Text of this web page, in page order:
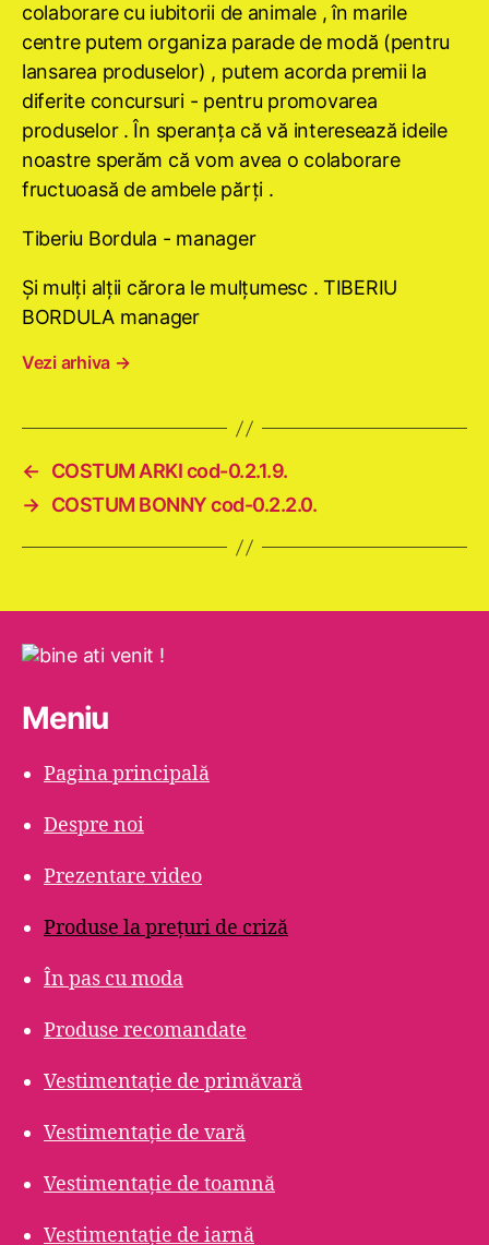
colaborare cu iubitorii de animale , în marile
centre putem organiza parade de modă (pentru
lansarea produselor) , putem acorda premii la
diferite concursuri - pentru promovarea
produselor . În speranţa că vă interesează ideile
noastre sperăm că vom avea o colaborare
fructuoasă de ambele părţi .
Tiberiu Bordula - manager
Şi mulţi alţii cărora le mulţumesc . TIBERIU
BORDULA manager
Vezi arhiva →
←
COSTUM ARKI cod-0.2.1.9.
→ COSTUM BONNY cod-0.2.2.0.
Meniu
Pagina principală
Despre noi
Prezentare video
Produse la prețuri de criză
În pas cu moda
Produse recomandate
Vestimentație de primăvară
Vestimentație de vară
Vestimentație de toamnă
Vestimentație de iarnă